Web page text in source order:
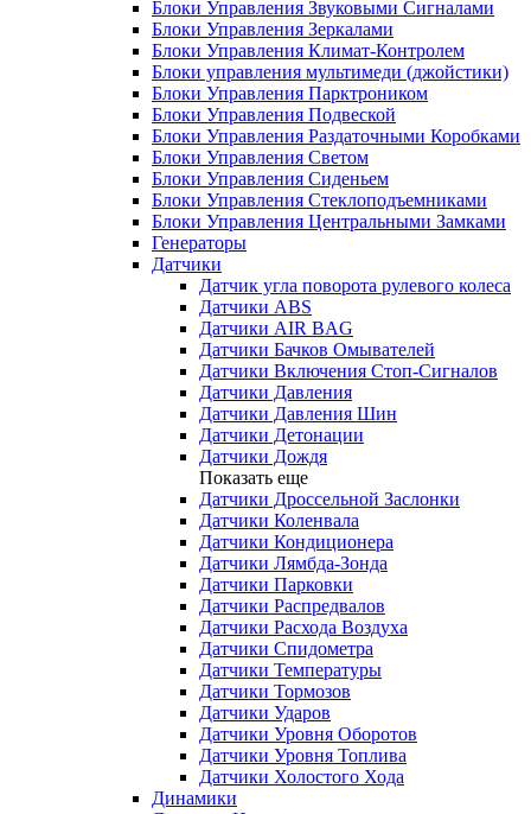
Блоки Управления Звуковыми Сигналами
Блоки Управления Зеркалами
Блоки Управления Климат-Контролем
Блоки управления мультимеди (джойстики)
Блоки Управления Парктроником
Блоки Управления Подвеской
Блоки Управления Раздаточными Коробками
Блоки Управления Светом
Блоки Управления Сиденьем
Блоки Управления Стеклоподъемниками
Блоки Управления Центральными Замками
Генераторы
Датчики
Датчик угла поворота рулевого колеса
Датчики ABS
Датчики AIR BAG
Датчики Бачков Омывателей
Датчики Включения Стоп-Сигналов
Датчики Давления
Датчики Давления Шин
Датчики Детонации
Датчики Дождя
Показать еще
Датчики Дроссельной Заслонки
Датчики Коленвала
Датчики Кондиционера
Датчики Лямбда-Зонда
Датчики Парковки
Датчики Распредвалов
Датчики Расхода Воздуха
Датчики Спидометра
Датчики Температуры
Датчики Тормозов
Датчики Ударов
Датчики Уровня Оборотов
Датчики Уровня Топлива
Датчики Холостого Хода
Динамики